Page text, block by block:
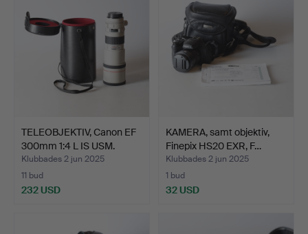
TELEOBJEKTIV, Canon EF
300mm 1:4 L IS USM.
Klubbades 2 jun 2025
11 bud
232 USD
KAMERA, samt objektiv,
Finepix HS20 EXR, F…
Klubbades 2 jun 2025
1 bud
32 USD